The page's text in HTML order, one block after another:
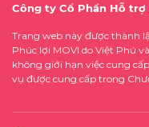
Công ty Cổ Phần Hỗ
Trang web này được thành
Phúc lợi MOVI do Việt Phú
không giới hạn việc cung
vụ được cung cấp trong